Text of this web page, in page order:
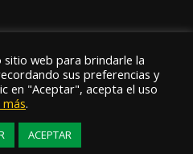
Escofemar
sitio web para brindarle la
sus preferencias y
en "Aceptar", acepta el uso
más.
ACEPTAR